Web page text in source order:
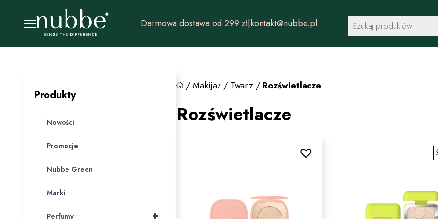
Darmowa dostawa od 299 zł|kontakt@nubbe.pl Wyszukiwarka
produktów
Produkty
Nowości
Promocje
Nubbe Green
Marki
+
Perfumy
/Makijaż / Twarz / Rozświetlacze
Rozświetlacze